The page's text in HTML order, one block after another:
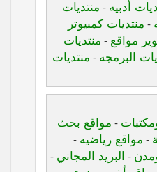
أدبيه - منتديات
- منتديات كمبيوتر
مواقع - منتديات
البرمجه - منتديات
- مواقع بحث
- مواقع رياضيه -
- البريد المجاني -